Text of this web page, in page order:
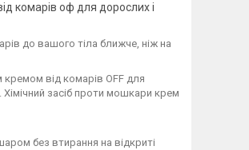
комарів оф для дорослих і
до вашого тіла ближче, ніж на
кремом від комарів OFF для
Хімічний засіб проти мошкари крем
без втирання на відкриті